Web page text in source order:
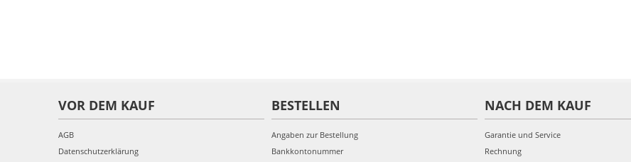
VOR DEM KAUF
AGB
Datenschutzerklärung
BESTELLEN
Angaben zur Bestellung
Bankkontonummer
NACH DEM KAUF
Garantie und Service
Rechnung